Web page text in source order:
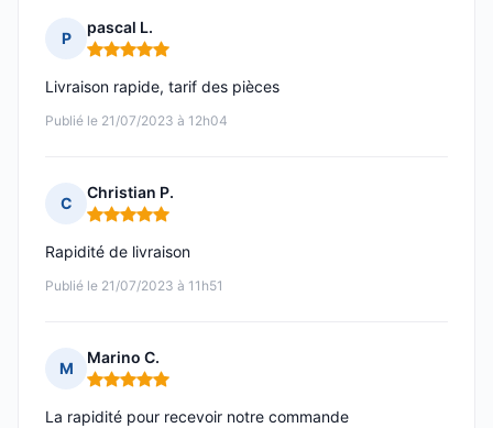
P
pascal L.
Note : 5 sur 5
Publié le 21/07/2023 à 12h04
Livraison rapide, tarif des pièces
C
Christian P.
Note : 5 sur 5
Publié le 21/07/2023 à 11h51
Rapidité de livraison
M
Marino C.
Note : 5 sur 5
La rapidité pour recevoir notre commande